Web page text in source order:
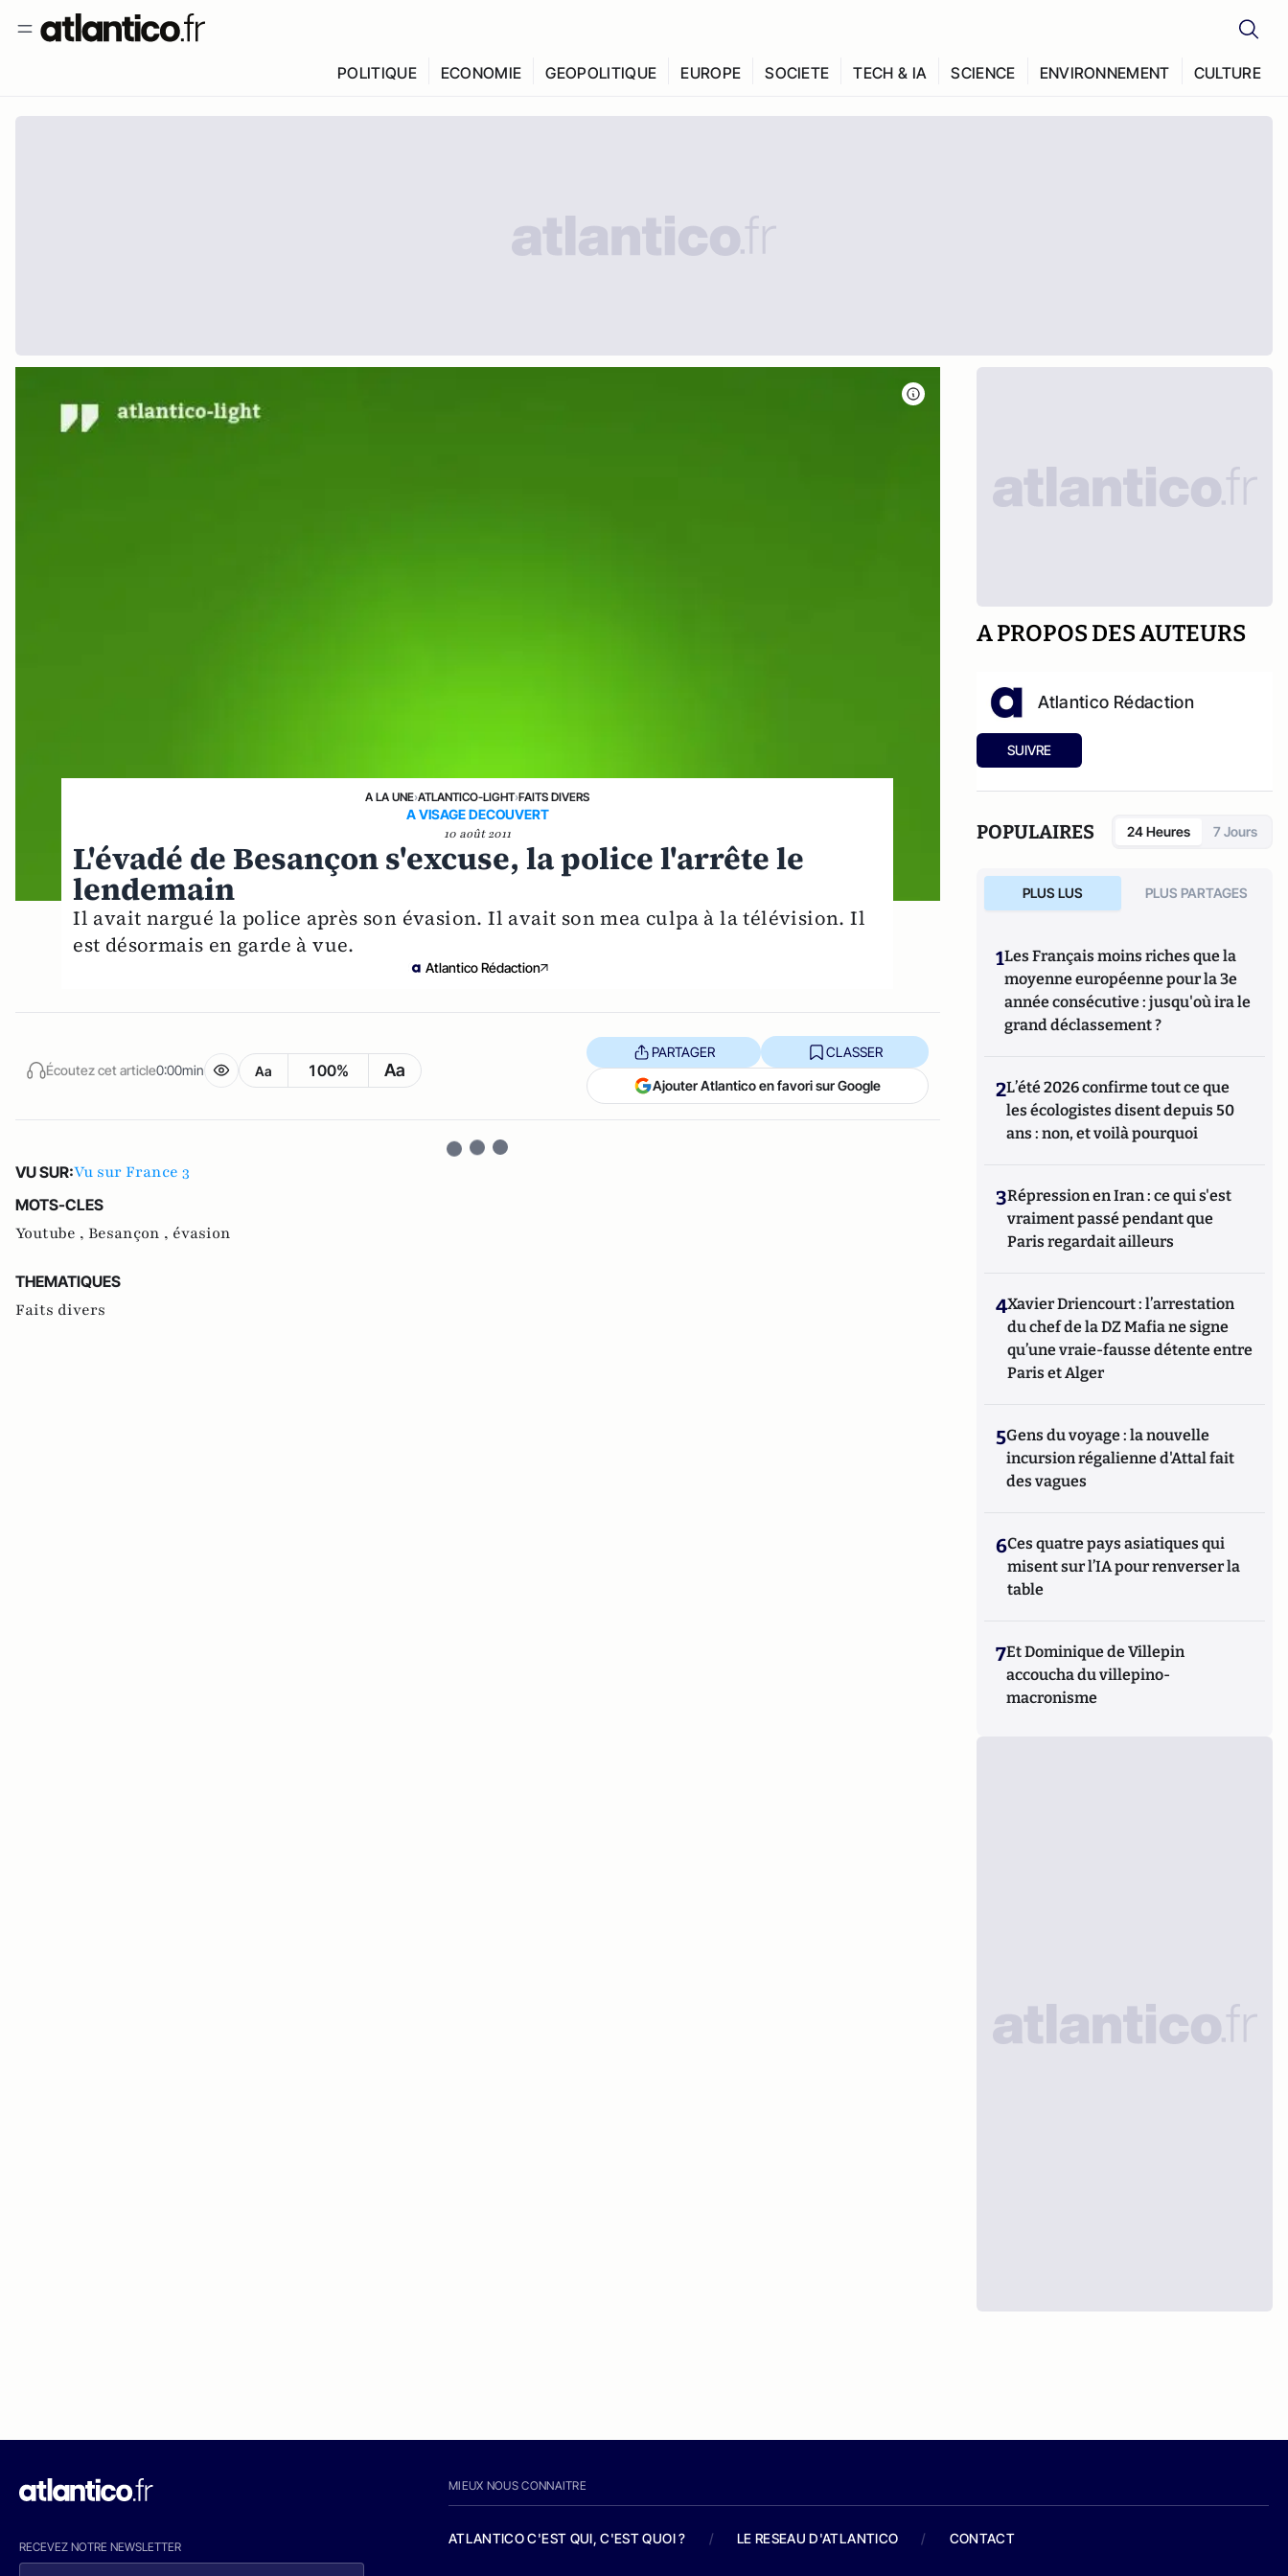
POLITIQUE ECONOMIE GEOPOLITIQUE EUROPE SOCIETE TECH & IA SCIENCE ENVIRONNEMENT CULTURE
A LA UNE›ATLANTICO-LIGHT›FAITS DIVERS
A VISAGE DECOUVERT
10 août 2011
L'évadé de Besançon s'excuse, la police l'arrête le
lendemain
Il avait nargué la police après son évasion. Il avait son mea culpa à la télévision. Il
est désormais en garde à vue.
Atlantico Rédaction
Écoutez cet article0:00min Aa 100% Aa
PARTAGER CLASSER
Ajouter Atlantico en favori sur Google
VU SUR:Vu sur France 3
MOTS-CLES
Youtube , Besançon , évasion
THEMATIQUES
Faits divers
A PROPOS DES AUTEURS
Atlantico Rédaction
SUIVRE
POPULAIRES 24 Heures 7 Jours
PLUS LUS PLUS PARTAGES
1Les Français moins riches que la
moyenne européenne pour la 3e
année consécutive : jusqu'où ira le
grand déclassement ?
2L’été 2026 confirme tout ce que
les écologistes disent depuis 50
ans : non, et voilà pourquoi
3Répression en Iran : ce qui s'est
vraiment passé pendant que
Paris regardait ailleurs
4Xavier Driencourt : l’arrestation
du chef de la DZ Mafia ne signe
qu’une vraie-fausse détente entre
Paris et Alger
5Gens du voyage : la nouvelle
incursion régalienne d'Attal fait
des vagues
6Ces quatre pays asiatiques qui
misent sur l’IA pour renverser la
table
7Et Dominique de Villepin
accoucha du villepino-
macronisme
RECEVEZ NOTRE NEWSLETTER
MIEUX NOUS CONNAITRE
ATLANTICO C'EST QUI, C'EST QUOI ? / LE RESEAU D'ATLANTICO / CONTACT